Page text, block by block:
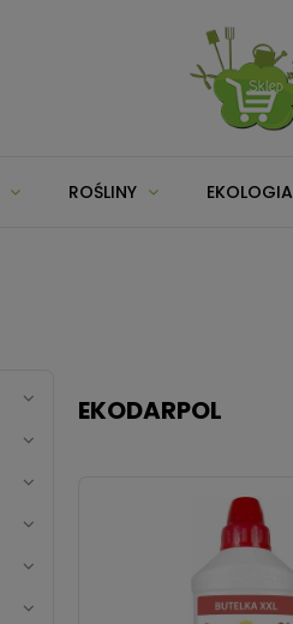
ROŚLINY EKOLOGIA
EKODARPOL